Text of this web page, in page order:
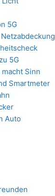
5G
5G
Sinn
Smartmeter
Auto